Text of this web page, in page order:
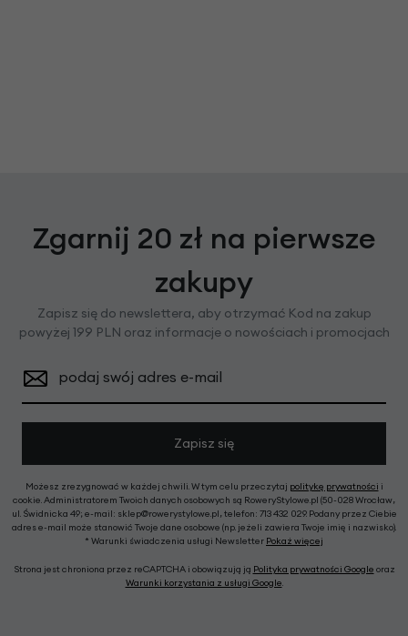
Zgarnij 20 zł na pierwsze
zakupy
Zapisz się do newslettera, aby otrzymać Kod na zakup
powyżej 199 PLN oraz informacje o nowościach i promocjach
podaj swój adres e-mail
Zapisz się
Możesz zrezygnować w każdej chwili. W tym celu przeczytaj politykę prywatności i
cookie. Administratorem Twoich danych osobowych są RoweryStylowe.pl (50-028 Wrocław,
ul. Świdnicka 49; e-mail: sklep@rowerystylowe.pl, telefon: 713 432 029. Podany przez Ciebie
adres e-mail może stanowić Twoje dane osobowe (np. jeżeli zawiera Twoje imię i nazwisko).
* Warunki świadczenia usługi Newsletter Pokaż więcej
Strona jest chroniona przez reCAPTCHA i obowiązują ją Polityka prywatności Google oraz
Warunki korzystania z usługi Google